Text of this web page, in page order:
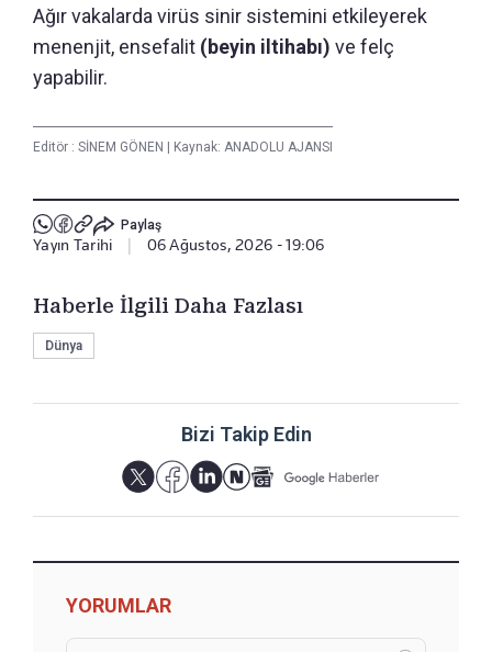
Ağır vakalarda virüs sinir sistemini etkileyerek
menenjit, ensefalit (beyin iltihabı) ve felç
yapabilir.
Editör : SİNEM GÖNEN | Kaynak: ANADOLU AJANSI
Paylaş
Yayın Tarihi 06 Ağustos, 2026 - 19:06
Haberle İlgili Daha Fazlası
Dünya
Bizi Takip Edin
YORUMLAR